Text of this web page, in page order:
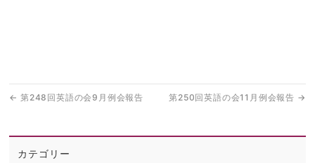
← 第248回英語の会9月例会報告 第250回英語の会11月例会報告 →
カテゴリー